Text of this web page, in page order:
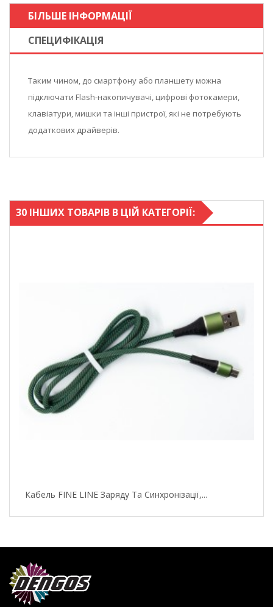
БІЛЬШЕ ІНФОРМАЦІЇ
СПЕЦИФІКАЦІЯ
Таким чином, до смартфону або планшету можна
підключати Flash-накопичувачі, цифрові фотокамери,
клавіатури, мишки та інші пристрої, які не потребують
додаткових драйверів.
30 ІНШИХ ТОВАРІВ В ЦІЙ КАТЕГОРІЇ:
Кабель FINE LINE Заряду Та Синхронізації,...